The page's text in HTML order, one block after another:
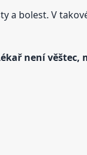
a bolest. V
není věštec,